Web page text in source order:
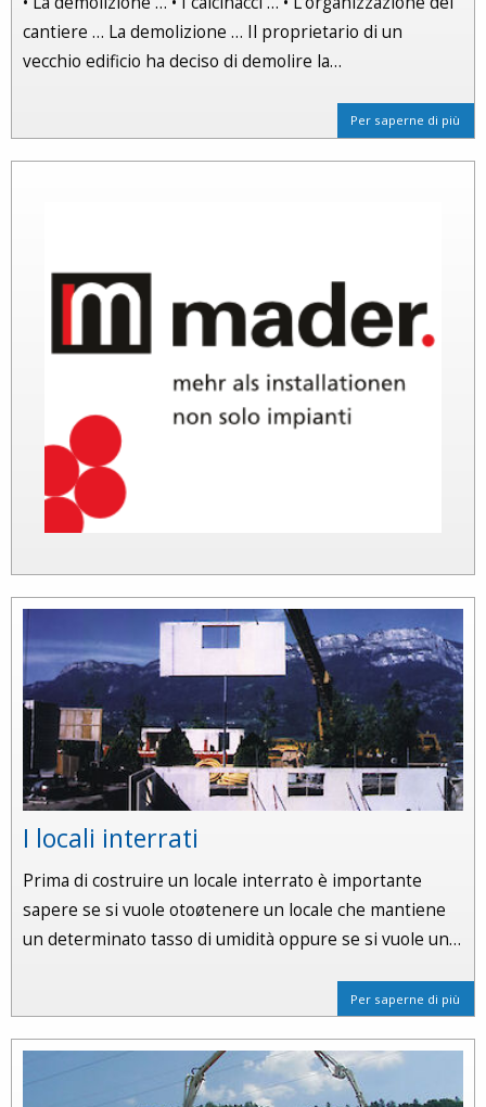
cantiere … La demolizione … Il proprietario di un
vecchio edificio ha deciso di demolire la…
Per saperne di più
I locali interrati
Prima di costruire un locale interrato è importante
sapere se si vuole otoøtenere un locale che mantiene
un determinato tasso di umidità oppure se si vuole un…
Per saperne di più